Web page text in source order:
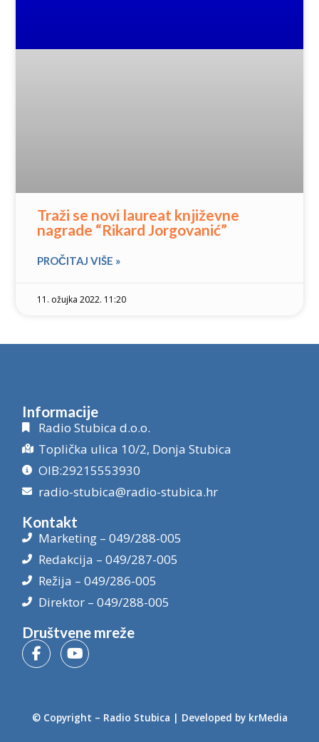
Traži se novi laureat književne
nagrade “Rikard Jorgovanić”
PROČITAJ VIŠE »
11. ožujka 2022. 11:20
Informacije
Radio Stubica d.o.o.
Toplička ulica 10/2, Donja Stubica
OIB:29215553930
radio-stubica@radio-stubica.hr
Kontakt
Marketing – 049/288-005
Redakcija – 049/287-005
Režija – 049/286-005
Direktor – 049/288-005
Društvene mreže
© Copyright – Radio Stubica | Developed by krMedia